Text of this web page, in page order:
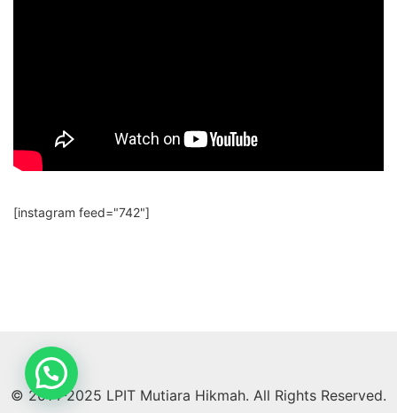
[instagram feed="742"]
© 2014-2025 LPIT Mutiara Hikmah. All Rights Reserved.